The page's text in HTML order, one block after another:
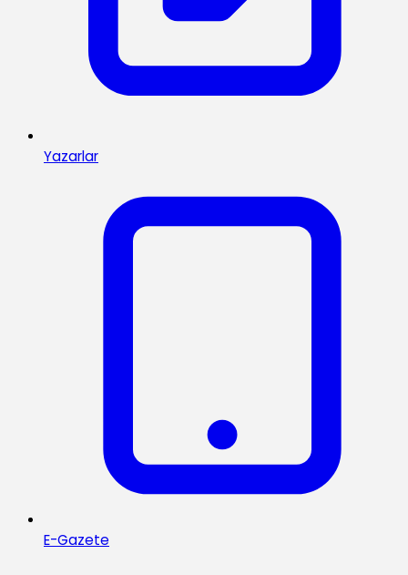
Yazarlar
E-Gazete